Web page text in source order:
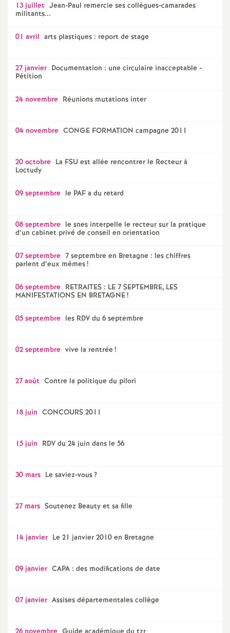
13 juillet Jean-Paul remercie ses collègues-camarades
militants...
01 avril arts plastiques : report de stage
27 janvier Documentation : une circulaire inacceptable -
Pétition
24 novembre Réunions mutations inter
04 novembre CONGE FORMATION campagne 2011
20 octobre La FSU est allée rencontrer le Recteur à
Loctudy
09 septembre le PAF a du retard
08 septembre le snes interpelle le recteur sur la pratique
d’un cabinet privé de conseil en orientation
07 septembre 7 septembre en Bretagne : les chiffres
parlent d’eux mêmes!
06 septembre RETRAITES : LE 7 SEPTEMBRE, LES
MANIFESTATIONS EN BRETAGNE!
05 septembre les RDV du 6 septembre
02 septembre vive la rentrée!
27 août Contre la politique du pilori
18 juin CONCOURS 2011
15 juin RDV du 24 juin dans le 56
30 mars Le saviez-vous?
27 mars Soutenez Beauty et sa fille
14 janvier Le 21 janvier 2010 en Bretagne
09 janvier CAPA : des modifications de date
07 janvier Assises départementales collège